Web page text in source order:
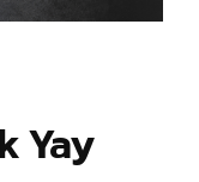
Yay